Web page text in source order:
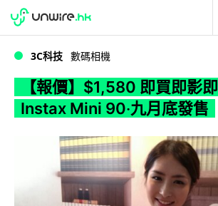
WWDC 2026
3C科技 數碼相機
【報價】$1,580 即買即影
Instax Mini 90‧九月底發售